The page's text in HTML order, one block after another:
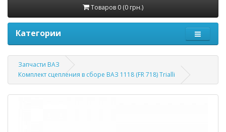
Товаров 0 (0 грн.)
Категории
Запчасти ВАЗ
Комплект сцепления в сборе ВАЗ 1118 (FR 718) Trialli